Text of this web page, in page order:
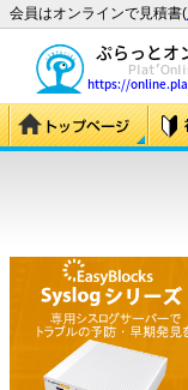
会員はオンラインで見積書(